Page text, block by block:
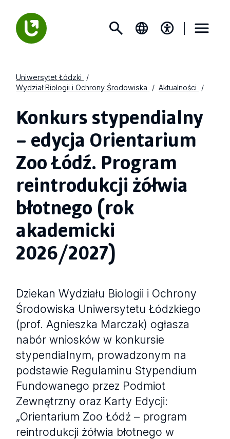
Uniwersytet Łódzki
Wydział Biologii i Ochrony Środowiska
Aktualności
Konkurs stypendialny
– edycja Orientarium
Zoo Łódź. Program
reintrodukcji żółwia
błotnego (rok
akademicki
2026/2027)
Dziekan Wydziału Biologii i Ochrony
Środowiska Uniwersytetu Łódzkiego
(prof. Agnieszka Marczak) ogłasza
nabór wniosków w konkursie
stypendialnym, prowadzonym na
podstawie Regulaminu Stypendium
Fundowanego przez Podmiot
Zewnętrzny oraz Karty Edycji:
„Orientarium Zoo Łódź – program
reintrodukcji żółwia błotnego w